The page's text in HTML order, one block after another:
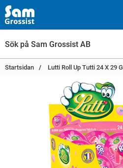
Startsidan Lutti Roll Up Tutti 24 X 29 G